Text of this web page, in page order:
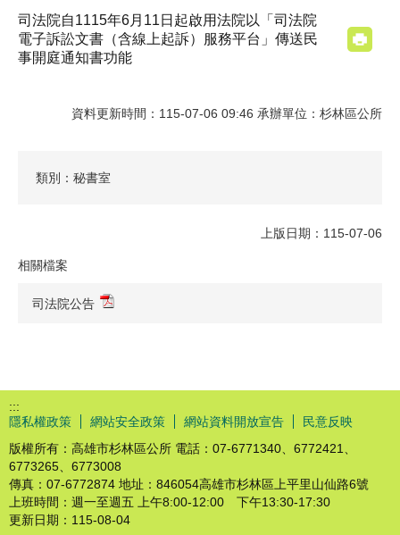
司法院自1115年6月11日起啟用法院以「司法院
電子訴訟文書（含線上起訴）服務平台」傳送民
事開庭通知書功能
資料更新時間：115-07-06 09:46 承辦單位：杉林區公所
類別：秘書室
上版日期：115-07-06
相關檔案
司法院公告
:::
隱私權政策
網站安全政策 網站資料開放宣告
民意反映
版權所有：高雄市杉林區公所 電話：07-6771340、6772421、
6773265、6773008
傳真：07-6772874 地址：846054高雄市杉林區上平里山仙路6號
上班時間：週一至週五 上午8:00-12:00 下午13:30-17:30
更新日期： 115-08-04